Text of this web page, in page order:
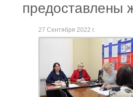
предоставлены
27 Сентября 2022 г.